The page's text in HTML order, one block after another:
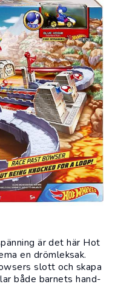
är det här Hot
en drömleksak.
slott och skapa
både barnets hand-